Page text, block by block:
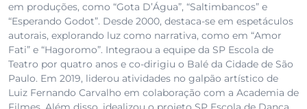
em produções, como “Gota D’Água”, “Saltimbancos” e
“Esperando Godot”. Desde 2000, destaca-se em espetáculos
autorais, explorando luz como narrativa, como em “Amor
Fati” e “Hagoromo”. Integraou a equipe da SP Escola de
Teatro por quatro anos e co-dirigiu o Balé da Cidade de São
Paulo. Em 2019, liderou atividades no galpão artístico de
Luiz Fernando Carvalho em colaboração com a Academia de